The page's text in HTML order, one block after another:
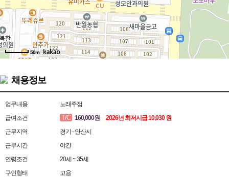
50m
채용정보
업무내용
노래주점
급여조건
T/C 160,000원
2026년 최저시급 10,030 원
근무지역
경기 - 안산시
근무시간
야간
연령조건
20세 ~ 35세
구인형태
고용